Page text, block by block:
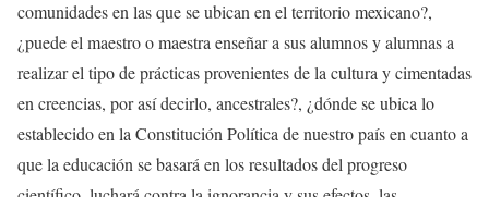
comunidades en las que se ubican en el territorio mexicano?,
¿puede el maestro o maestra enseñar a sus alumnos y alumnas a
realizar el tipo de prácticas provenientes de la cultura y cimentadas
en creencias, por así decirlo, ancestrales?, ¿dónde se ubica lo
establecido en la Constitución Política de nuestro país en cuanto a
que la educación se basará en los resultados del progreso